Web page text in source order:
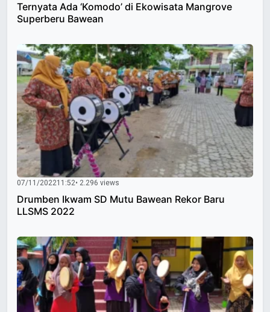
Ternyata Ada ‘Komodo’ di Ekowisata Mangrove
Superberu Bawean
07/11/202211:52• 2.296 views
Drumben Ikwam SD Mutu Bawean Rekor Baru
LLSMS 2022